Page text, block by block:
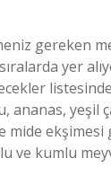
gereken
yer
ananas,
ekşimesi
ve kumlu